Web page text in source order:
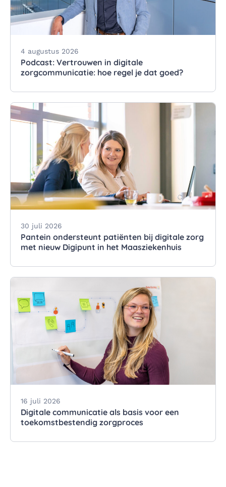
4 augustus 2026
Podcast: Vertrouwen in digitale
zorgcommunicatie: hoe regel je dat goed?
30 juli 2026
Pantein ondersteunt patiënten bij digitale zorg
met nieuw Digipunt in het Maasziekenhuis
16 juli 2026
Digitale communicatie als basis voor een
toekomstbestendig zorgproces